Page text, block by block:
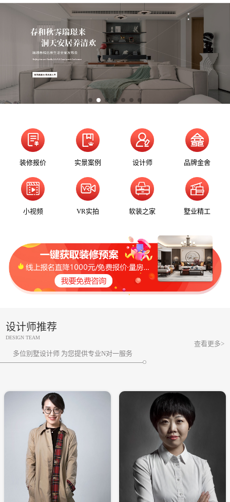
装修报价 实景案例 设计师 品牌金舍
小视频 VR实拍 软装之家 墅业精工
设计师推荐
DESIGN TEAM
多位别墅设计师 为您提供专业N对一服务
查看更多>